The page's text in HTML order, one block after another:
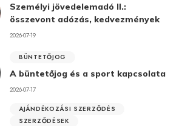
Személyi jövedelemadó II.:
összevont adózás, kedvezmények
2026-07-19
BÜNTETŐJOG
A büntetőjog és a sport kapcsolata
2026-07-17
AJÁNDÉKOZÁSI SZERZŐDÉS
SZERZŐDÉSEK